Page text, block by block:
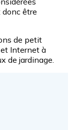
être
de petit
et Internet à
de jardinage.